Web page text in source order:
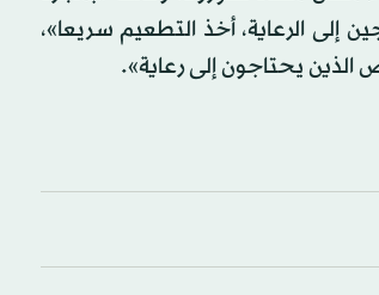
إلى الرعاية، أخذ التطعيم سريعا»،
الذين يحتاجون إلى رعاية».